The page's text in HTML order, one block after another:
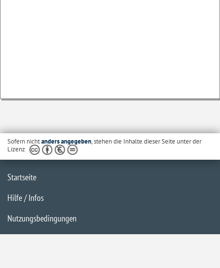
Sofern nichtanders angegeben, stehen die Inhalte dieser Seite unter der
Lizenz
Startseite
Hilfe / Infos
Nutzungsbedingungen